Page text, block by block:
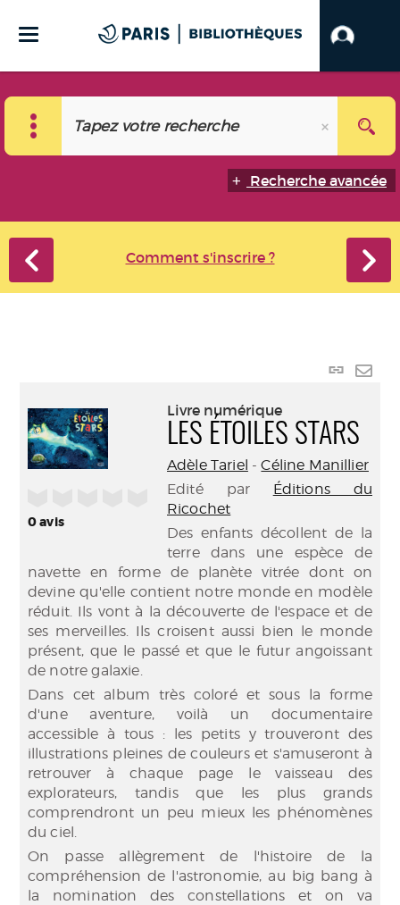
Recherche avancée
Comment s'inscrire ?
Lien
0avis
Livre numérique
LES ÉTOILES STARS
Adèle Tariel -Céline Manillier
Edité par Éditions du
Ricochet
Des enfants décollent de la
terre dans une espèce de
navette en forme de planète vitrée dont on
devine qu'elle contient notre monde en modèle
réduit. Ils vont à la découverte de l'espace et de
ses merveilles. Ils croisent aussi bien le monde
présent, que le passé et que le futur angoissant
de notre galaxie.
Dans cet album très coloré et sous la forme
d'une aventure, voilà un documentaire
accessible à tous : les petits y trouveront des
illustrations pleines de couleurs et s'amuseront à
retrouver à chaque page le vaisseau des
explorateurs, tandis que les plus grands
comprendront un peu mieux les phénomènes
du ciel.
On passe allègrement de l'histoire de la
compréhension de l'astronomie, au big bang à
la nomination des constellations et on va